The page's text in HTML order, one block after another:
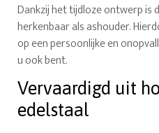
Dankzij het tijdloze ontwerp is
herkenbaar als ashouder.
op een persoonlijke en
u ook bent.
Vervaardigd uit
edelstaal